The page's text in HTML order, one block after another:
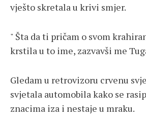
vješto skretala u krivi smjer.
" Šta da ti pričam o svom
krstila u to ime, zazvavši me
Gledam u retrovizoru crvenu
svjetala automobila kako se
znacima iza i nestaje u mraku.